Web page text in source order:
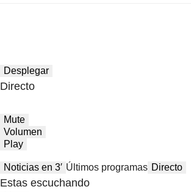
Desplegar
Directo
Mute
Volumen
Play
Noticias en 3′ Últimos programas Directo
Estas escuchando